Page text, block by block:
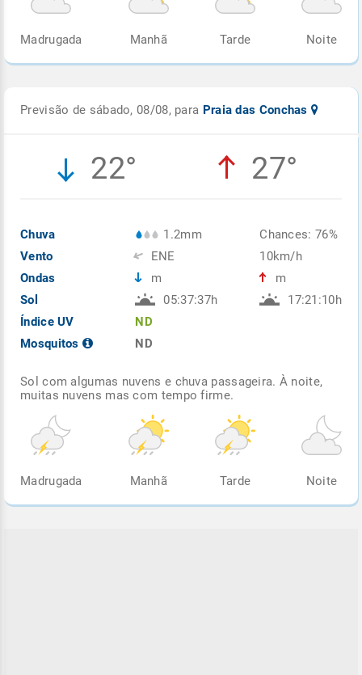
Madrugada Manhã Tarde Noite
Previsão de sábado, 08/08, para Praia das Conchas
22° 27°
Chuva
Vento
Ondas
Sol
Índice UV
Mosquitos
1.2mm
ENE
m
05:37:37h
ND
ND
Chances: 76%
10km/h
m
17:21:10h
Sol com algumas nuvens e chuva passageira. À noite,
muitas nuvens mas com tempo firme.
Madrugada Manhã Tarde Noite